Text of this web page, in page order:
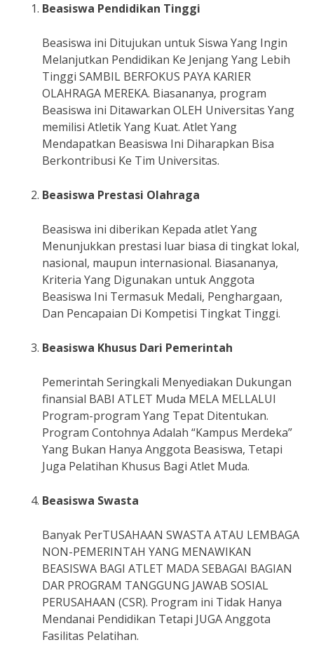
Beasiswa Pendidikan Tinggi
Beasiswa ini Ditujukan untuk Siswa Yang Ingin
Melanjutkan Pendidikan Ke Jenjang Yang Lebih
Tinggi SAMBIL BERFOKUS PAYA KARIER
OLAHRAGA MEREKA. Biasananya, program
Beasiswa ini Ditawarkan OLEH Universitas Yang
memilisi Atletik Yang Kuat. Atlet Yang
Mendapatkan Beasiswa Ini Diharapkan Bisa
Berkontribusi Ke Tim Universitas.
Beasiswa Prestasi Olahraga
Beasiswa ini diberikan Kepada atlet Yang
Menunjukkan prestasi luar biasa di tingkat lokal,
nasional, maupun internasional. Biasananya,
Kriteria Yang Digunakan untuk Anggota
Beasiswa Ini Termasuk Medali, Penghargaan,
Dan Pencapaian Di Kompetisi Tingkat Tinggi.
Beasiswa Khusus Dari Pemerintah
Pemerintah Seringkali Menyediakan Dukungan
finansial BABI ATLET Muda MELA MELLALUI
Program-program Yang Tepat Ditentukan.
Program Contohnya Adalah “Kampus Merdeka”
Yang Bukan Hanya Anggota Beasiswa, Tetapi
Juga Pelatihan Khusus Bagi Atlet Muda.
Beasiswa Swasta
Banyak PerTUSAHAAN SWASTA ATAU LEMBAGA
NON-PEMERINTAH YANG MENAWIKAN
BEASISWA BAGI ATLET MADA SEBAGAI BAGIAN
DAR PROGRAM TANGGUNG JAWAB SOSIAL
PERUSAHAAN (CSR). Program ini Tidak Hanya
Mendanai Pendidikan Tetapi JUGA Anggota
Fasilitas Pelatihan.